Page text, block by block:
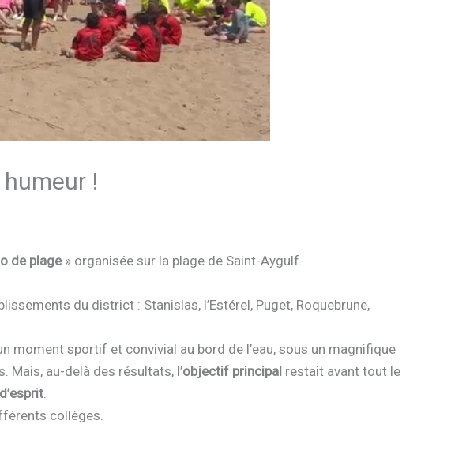
!
de plage» organisée sur la plage de Saint-Aygulf.
du district : Stanislas, l’Estérel, Puget, Roquebrune,
moment sportif et convivial au bord de l’eau, sous un magnifique
au-delà des résultats, l’objectif principal restait avant tout le
.
collèges.